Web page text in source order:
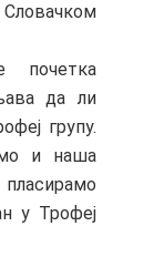
Словачком
да ли
групу.
и наша
пласирамо
у Трофеј